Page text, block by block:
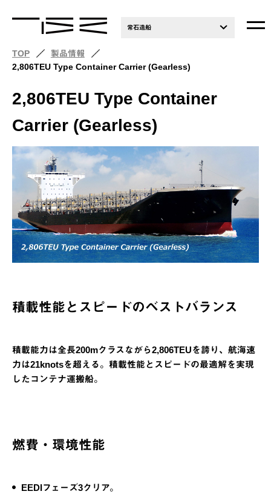
常石造船
TOP
製品情報
2,806TEU Type Container Carrier (Gearless)
2,806TEU Type Container
Carrier (Gearless)
積載性能とスピードのベストバランス
積載能力は全長200mクラスながら2,806TEUを誇り、航海速
力は21knotsを超える。積載性能とスピードの最適解を実現
したコンテナ運搬船。
燃費・環境性能
EEDIフェーズ3クリア。